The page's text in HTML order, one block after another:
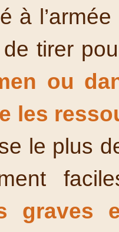
à
de tirer
ou
les
le plus
graves